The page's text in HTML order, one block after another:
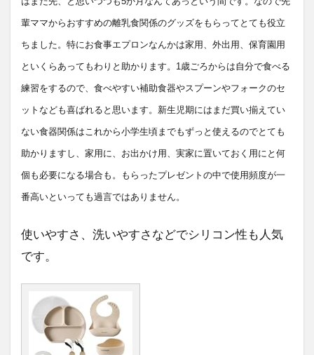
輩ママからおすすめの離乳食関係のグッズをもらってとても役立
ちました。特にお食事エプロンなんかは家用、外出用、保育園用
といくらあってもわりと助かります。 1歳ごろからは自分で食べる
練習をするので、食べやすい補助食器やスプーンやフォークのセ
ットなども喜ばれると思います。新生児期にはまだ買い揃えてい
ない食器関係はこれから小学生頃までもずっと使えるのでとても
助かりますし、家用に、お出かけ用、実家に置いておく用にと何
個も必要になる場合も。もらったプレゼントの中で使用頻度が一
番高いといっても過言ではありません。
使いやすさ、洗いやすさなどでシリコン性も人気
です。